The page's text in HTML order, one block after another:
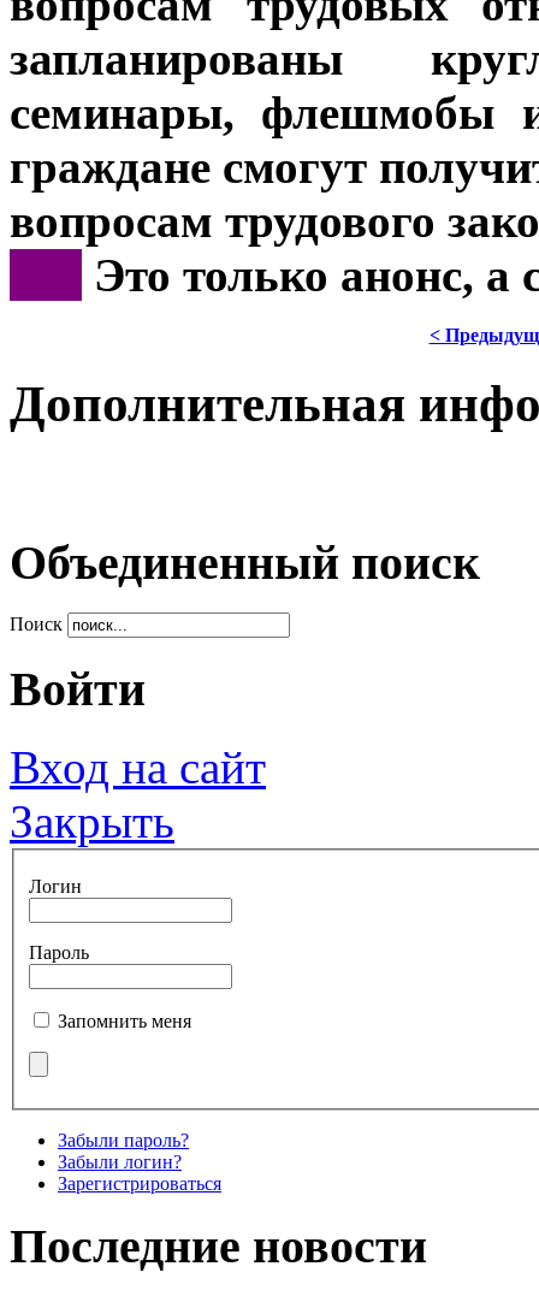
запланированы
семинары, флешмобы
граждане смогут
вопросам трудового
Это только анонс,
<
Дополнительная
Объединенный поиск
Поиск
Войти
Вход на сайт
Закрыть
Логин
Пароль
Запомнить меня
Забыли пароль?
Забыли логин?
Зарегистрироваться
Последние новости